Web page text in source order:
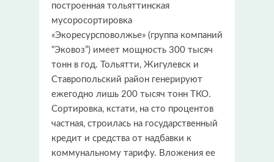
построенная тольяттинская
мусоросортировка
«Экоресурсповолжье» (группа компаний
“Эковоз”) имеет мощность 300 тысяч
тонн в год. Тольятти, Жигулевск и
Ставропольский район генерируют
ежегодно лишь 200 тысяч тонн ТКО.
Сортировка, кстати, на сто процентов
частная, строилась на государственный
кредит и средства от надбавки к
коммунальному тарифу. Вложения ее